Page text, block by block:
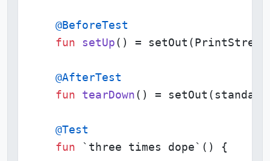
@BeforeTest
fun
setUp () =
@AfterTest
fun
tearDown () =
@Test
fun `three times dope` () {